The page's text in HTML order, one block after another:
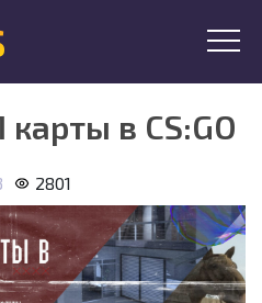
в CS:GO
2801